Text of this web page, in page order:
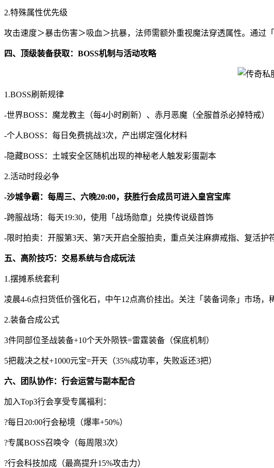
2.特殊属性优先级
攻击速度＞暴击伤害＞吸血＞抗暴，法师需额外重视魔法穿透属性。通过
四、顶级装备获取：BOSS机制与活动攻略
1.BOSS刷新规律
-世界BOSS：魔龙教主（每4小时刷新）、赤月恶魔（全服首杀必掉特戒）
-个人BOSS：每日免费挑战3次，产出绑定强化材料
-隐藏BOSS：土城安全区随机出现的神秘老人触发彩蛋副本
2.活动时段必争
-沙城争霸：每周三、六晚20:00，获胜行会成员可进入皇宫宝库
-跨服战场：每天19:30，使用「战场勋章」兑换传说级首饰
-限时拍卖：开服第3天、第7天开启全服拍卖，重点关注麻痹戒指、复活护
五、高阶技巧：交易系统与合成玩法
1.摆摊系统套利
凌晨4-6点扫货低价强化石，中午12点高价挂出。关注「装备词条」市场，
2.装备合成公式
3件同部位圣战装备+10个天外陨铁=雷霆装备（保底机制）
5把裁决之杖+1000元宝=开天（35%成功率，失败返还3把）
六、团队协作：行会运营与副本配合
加入Top3行会享受专属福利：
?每日20:00行会秘境（爆率+50%）
?专属BOSS召唤令（每周限3次）
?行会科技加成（最高提升15%攻击力）